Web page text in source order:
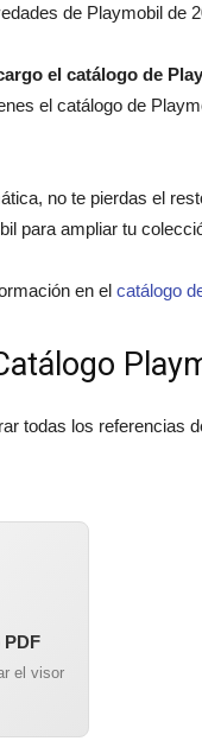
de Playmobil de
el catálogo de
el catálogo de
no te pierdas el
para ampliar tu
en el catálogo
todas los referencias
el visor